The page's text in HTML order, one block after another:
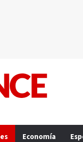
Economía